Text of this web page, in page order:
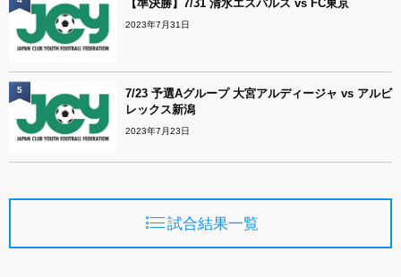
【準決勝】7/31 清水エスパルス vs FC東京
2023年7月31日
7/23 予選Aグループ 大宮アルディージャ vs アルビ
レックス新潟
2023年7月23日
5
試合結果一覧